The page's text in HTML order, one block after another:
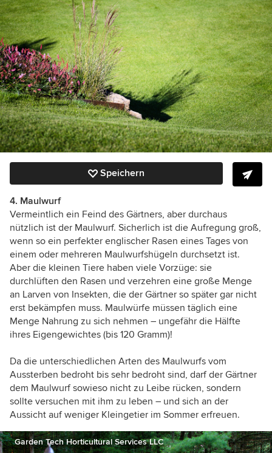
Speichern
4. Maulwurf
Vermeintlich ein Feind des Gärtners, aber durchaus
nützlich ist der Maulwurf. Sicherlich ist die Aufregung groß,
wenn so ein perfekter englischer Rasen eines Tages von
einem oder mehreren Maulwurfshügeln durchsetzt ist.
Aber die kleinen Tiere haben viele Vorzüge: sie
durchlüften den Rasen und verzehren eine große Menge
an Larven von Insekten, die der Gärtner so später gar nicht
erst bekämpfen muss. Maulwürfe müssen täglich eine
Menge Nahrung zu sich nehmen – ungefähr die Hälfte
ihres Eigengewichtes (bis 120 Gramm)!
Da die unterschiedlichen Arten des Maulwurfs vom
Aussterben bedroht bis sehr bedroht sind, darf der Gärtner
dem Maulwurf sowieso nicht zu Leibe rücken, sondern
sollte versuchen mit ihm zu leben – und sich an der
Aussicht auf weniger Kleingetier im Sommer erfreuen.
Garden Tech Horticultural Services LLC